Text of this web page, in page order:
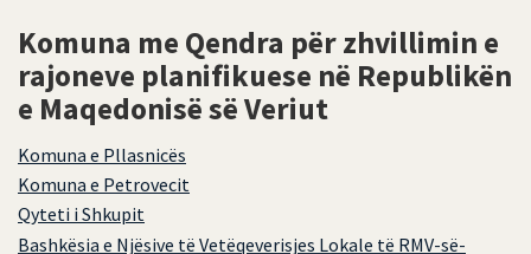
Komuna me Qendra për zhvillimin e
rajoneve planifikuese në Republikën
e Maqedonisë së Veriut
Komuna e Pllasnicës
Komuna e Petrovecit
Qyteti i Shkupit
Bashkësia e Njësive të Vetëqeverisjes Lokale të RMV-së-